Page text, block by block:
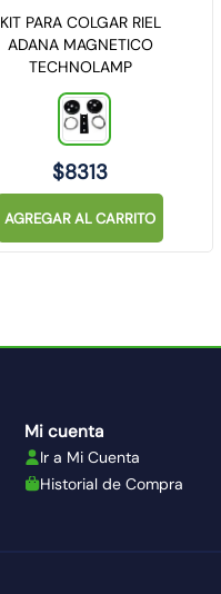
KIT PARA COLGAR RIEL
ADANA MAGNETICO
TECHNOLAMP
$8313
AGREGAR AL CARRITO
Mi cuenta
Ir a Mi Cuenta
Historial de Compra